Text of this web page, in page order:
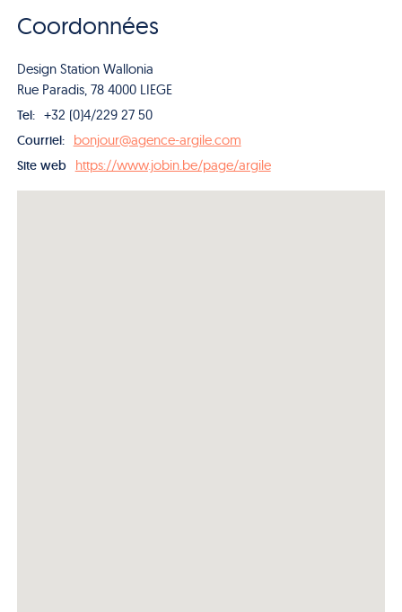
Coordonnées
Design Station Wallonia
Rue Paradis, 78 4000 LIEGE
Tel: +32 (0)4/229 27 50
Courriel: bonjour@agence-argile.com
Site web https://www.jobin.be/page/argile